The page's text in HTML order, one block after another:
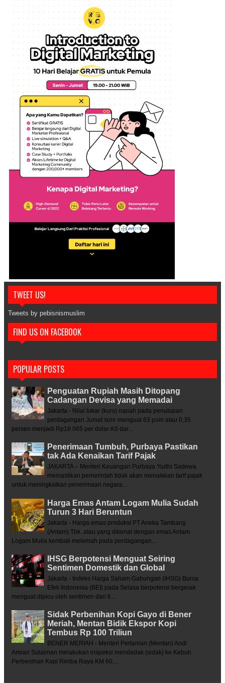
TWEET US!
Tweets by pebisnismuslim
FIND US ON FACEBOOK
POPULAR POSTS
Penguatan Rupiah Masih Ditopang
Cadangan Devisa yang Memadai
Jakarta - Nilai tukar (kurs) rupiah pada penutupan
perdagangan Jumat sore menguat 63 poin atau 0,35
persen menjadi Rp18.065 per dolar AS dar...
Penerimaan Tumbuh, Purbaya Pastikan
tak Ada Kenaikan Tarif Pajak
JAKARTA – Menteri Keuangan Purbaya Yudhi Sadewa
memastikan pemerintah tidak akan menaikkan tarif pajak
untuk meningkatkan penerimaan negara....
Harga Emas Antam Logam Mulia Sudah
Turun 3 Hari Beruntun
Jakarta - Harga emas produksi PT Aneka Tambang
(Antam) Tbk. atau yang dikenal dengan emas Antam
Logam Mulia kembali melemah pada perdagangan...
IHSG Berpotensi Menguat Seiring
Sentimen Domestik dan Global
Jakarta - Indeks Harga Saham Gabungan (IHSG) Bursa
Efek Indonesia (BEI) pada Selasa berpotensi bergerak
menguat dipicu oleh sentimen dari ti...
Sidak Perbenihan Kopi Gayo di Bener
Meriah, Mentan Bidik Ekspor Kopi
Tembus Rp 100 Triliun
BENER MERIAH - Menteri Pertanian (Mentan) Andi
Amran Sulaiman melakukan inspeksi mendadak (sidak) ke Kebun
Perbenihan Kopi Rimba Raya KM 60,...